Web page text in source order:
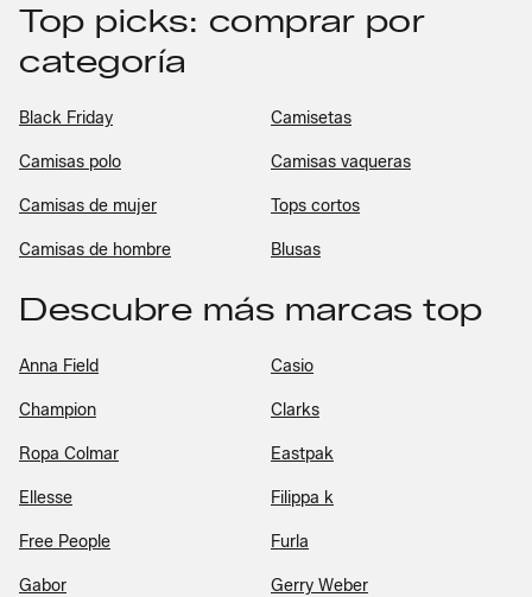
Top picks: comprar por
categoría
Black Friday Camisetas
Camisas polo Camisas vaqueras
Camisas de mujer Tops cortos
Camisas de hombre Blusas
Descubre más marcas top
Anna Field Casio
Champion Clarks
Ropa Colmar Eastpak
Ellesse Filippa k
Free People Furla
Gabor Gerry Weber